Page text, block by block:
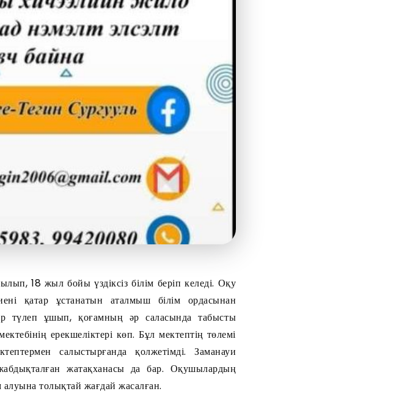
18 жыл бойы үздіксіз білім беріп келеді. Оқу
қатар ұстанатын аталмыш білім ордасынан
түлеп ұшып, қоғамның әр саласында табысты
ерекшеліктері көп. Бұл мектептің төлемі
салыстырғанда қолжетімді. Заманауи
жатақханасы да бар. Оқушылардың
алуына толықтай жағдай жасалған.